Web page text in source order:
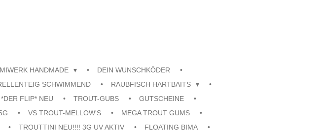
HANDMADE
DEIN WUNSCHKÖDER
SCHWIMMEND
RAUBFISCH HARTBAITS
*DER FLIP* NEU TROUT-GUBS
GUTSCHEINE
VS TROUT-MELLOW'S
MEGA TROUT GUMS
TROUTTINI NEU!!!! 3G UV AKTIV
FLOATING BIMA